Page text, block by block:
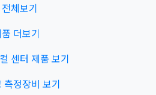
전체보기
더보기
센터 제품 보기
측정장비 보기